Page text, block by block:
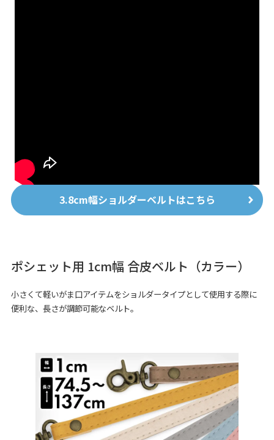
3.8cm幅ショルダーベルトはこちら
ポシェット用 1cm幅 合皮ベルト（カラー）
小さくて軽いがま口アイテムをショルダータイプとして使用する際に
便利な、長さが調節可能なベルト。